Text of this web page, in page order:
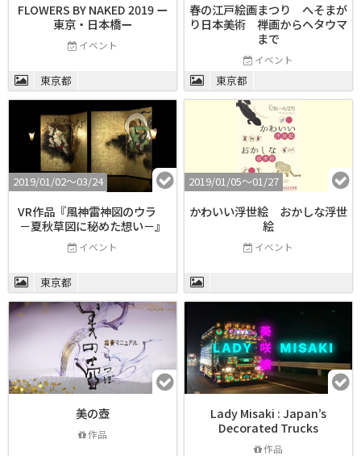
FLOWERS BY NAKED 2019 ー
東京・日本橋ー
イベント
東京都
春の江戸絵画まつり へそまが
り日本美術 禅画からヘタウマ
まで
イベント
東京都
2019/01/02〜03/24
VR作品『風神雷神図のウラ
－夏秋草図に秘めた想い－』
イベント
東京都
2019/01/05〜01/27
かわいい浮世絵 おかしな浮世
絵
イベント
美の壺
作品
Lady Misaki : Japan’s
Decorated Trucks
作品